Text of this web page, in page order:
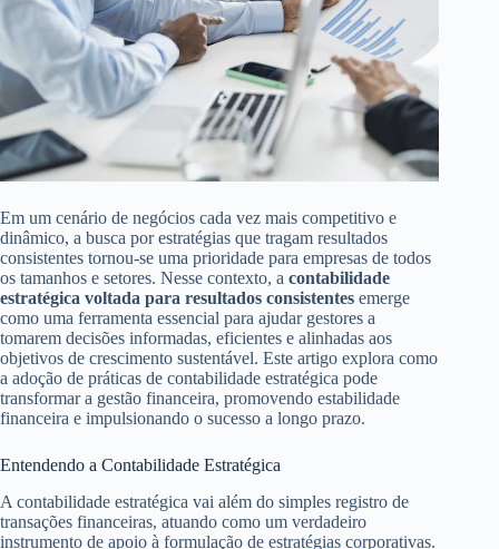
Em um cenário de negócios cada vez mais competitivo e
dinâmico, a busca por estratégias que tragam resultados
consistentes tornou-se uma prioridade para empresas de todos
os tamanhos e setores. Nesse contexto, a contabilidade
estratégica voltada para resultados consistentes emerge
como uma ferramenta essencial para ajudar gestores a
tomarem decisões informadas, eficientes e alinhadas aos
objetivos de crescimento sustentável. Este artigo explora como
a adoção de práticas de contabilidade estratégica pode
transformar a gestão financeira, promovendo estabilidade
financeira e impulsionando o sucesso a longo prazo.
Entendendo a Contabilidade Estratégica
A contabilidade estratégica vai além do simples registro de
transações financeiras, atuando como um verdadeiro
instrumento de apoio à formulação de estratégias corporativas.